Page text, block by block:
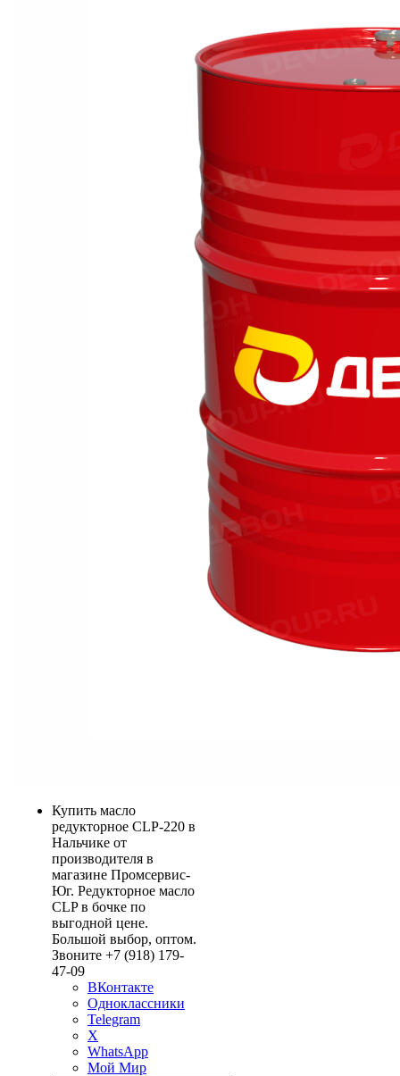
Купить масло
редукторное CLP-220 в
Нальчике от
производителя в
магазине Промсервис-
Юг. Редукторное масло
CLP в бочке по
выгодной цене.
Большой выбор, оптом.
Звоните +7 (918) 179-
47-09
ВКонтакте
Одноклассники
Telegram
X
WhatsApp
Мой Мир